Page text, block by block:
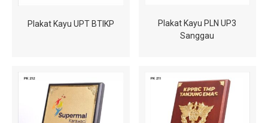
Plakat Kayu UPT BTIKP
Plakat Kayu PLN UP3
Sanggau